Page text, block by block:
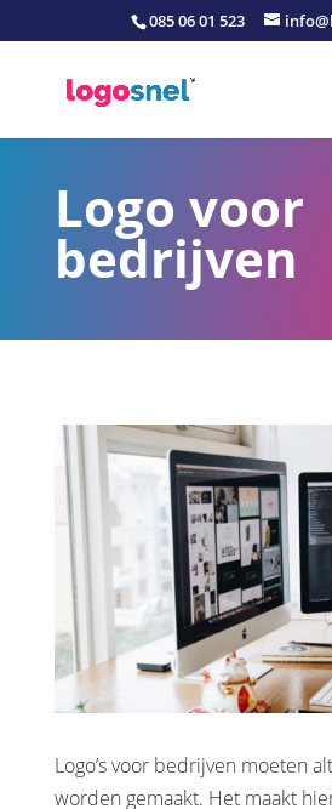
085 06 01 523
Logo voor
bedrijven
Logo’s voor bedrijven moeten
worden gemaakt. Het maakt